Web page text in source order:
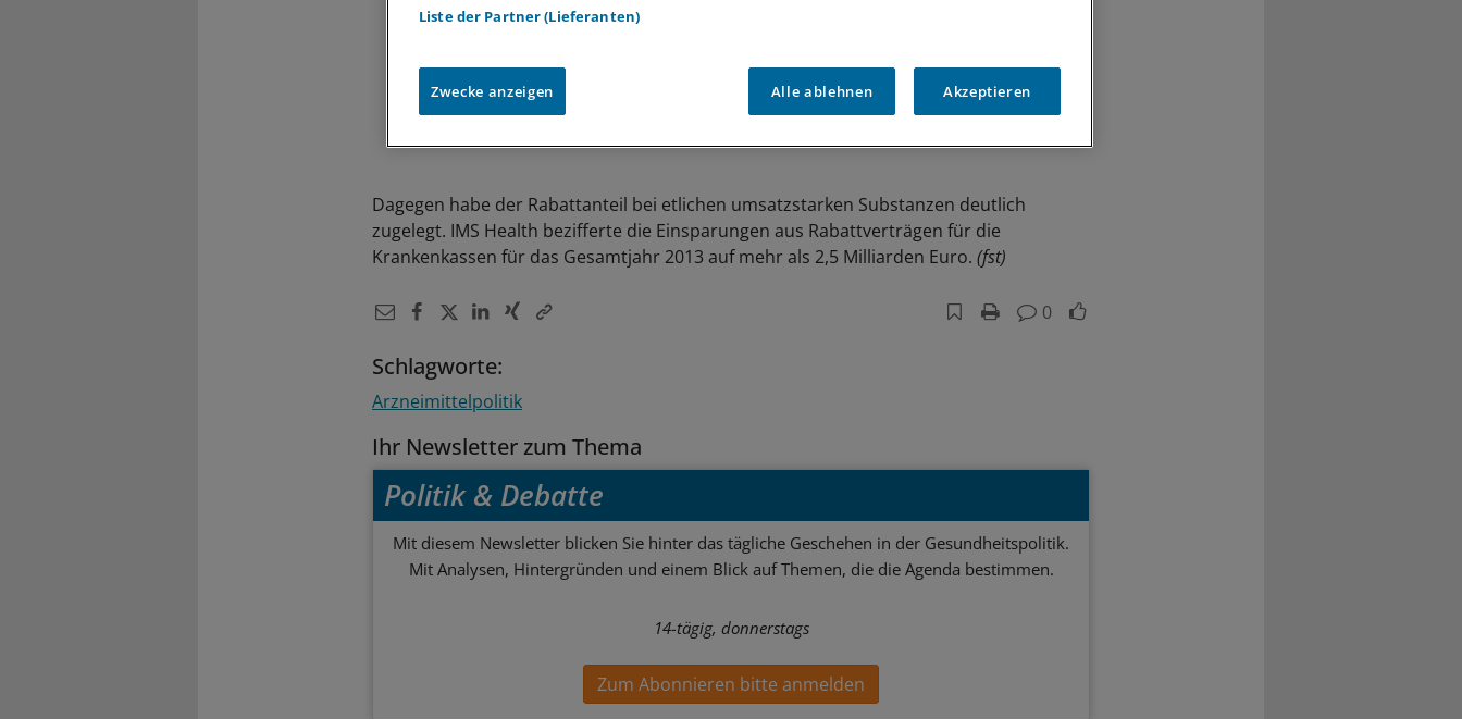
Dagegen habe der Rabattanteil bei etlichen umsatzstarken Substanzen deutlich
zugelegt. IMS Health bezifferte die Einsparungen aus Rabattverträgen für die
Krankenkassen für das Gesamtjahr 2013 auf mehr als 2,5 Milliarden Euro. (fst)
0
Schlagworte:
Arzneimittelpolitik
Ihr Newsletter zum Thema
Politik & Debatte
Mit diesem Newsletter blicken Sie hinter das tägliche Geschehen in der Gesundheitspolitik.
Mit Analysen, Hintergründen und einem Blick auf Themen, die die Agenda bestimmen.
14-tägig, donnerstags
Zum Abonnieren bitte anmelden
Liste der Partner (Lieferanten)
Zwecke anzeigen Alle ablehnen Akzeptieren